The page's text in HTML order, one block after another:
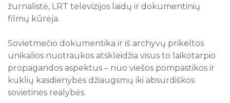
žurnalistė, LRT televizijos laidų ir dokumentinių
filmų kūrėja.
Sovietmečio dokumentika ir iš archyvų prikeltos
unikalios nuotraukos atskleidžia visus to laikotarpio
propagandos aspektus – nuo viešos pompastikos ir
kuklių kasdienybės džiaugsmų iki absurdiškos
sovietinės realybės.